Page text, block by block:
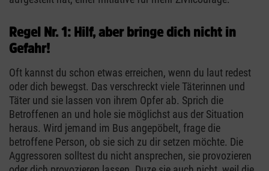
Regel Nr. 1: Hilf, aber bringe dich nicht in
Gefahr!
Oft kannst du schon etwas erreichen, wenn du laut redest
oder dich bewegst. Das verschreckt viele Täterinnen und
Täter und sie lassen von ihrem Opfer ab. Sprich die
Betroffenen an und hole sie möglichst aus der Situation
heraus. Wird jemand im Bus angepöbelt, frage die
betroffene Person, ob sie sich zu dir setzen möchte. Die
Aggressoren solltest du nicht ansprechen, sie provozieren